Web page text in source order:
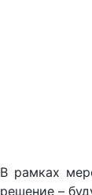
В рамках
решение –